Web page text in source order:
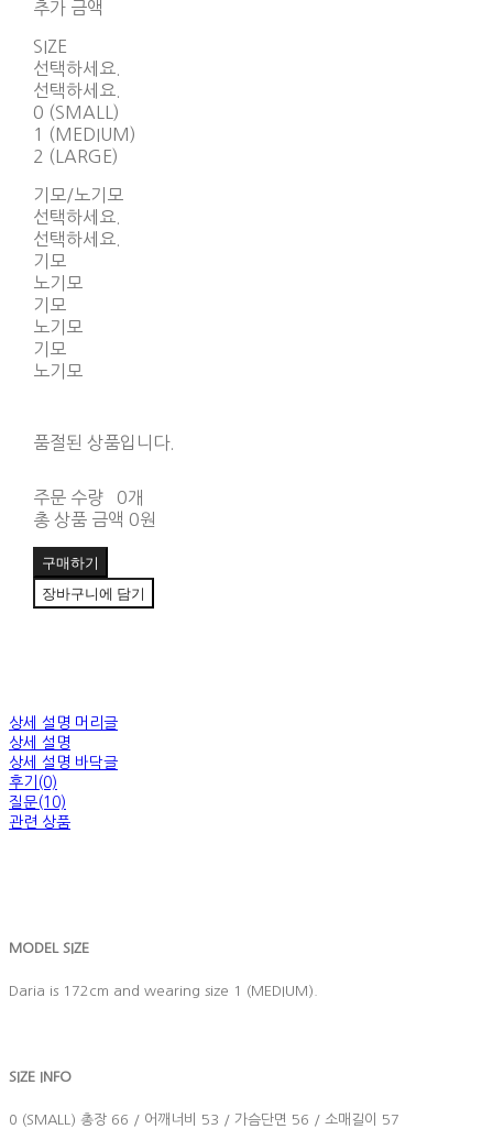
추가 금액
SIZE
선택하세요.
선택하세요.
0 (SMALL)
1 (MEDIUM)
2 (LARGE)
기모/노기모
선택하세요.
선택하세요.
기모
노기모
기모
노기모
기모
노기모
품절된 상품입니다.
주문 수량
0개
총 상품 금액 0원
구매하기
장바구니에 담기
상세 설명 머리글
상세 설명
상세 설명 바닥글
후기(0)
질문(10)
관련 상품
MODEL SIZE
Daria is 172cm and wearing size 1 (MEDIUM).
SIZE INFO
0 (SMALL) 총장 66 / 어깨너비 53 / 가슴단면 56 / 소매길이 57